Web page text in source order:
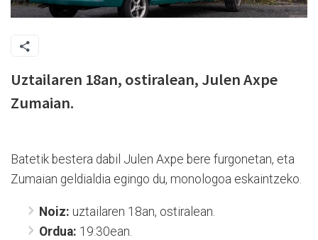
Uztailaren 18an, ostiralean, Julen Axpe
Zumaian.
Batetik bestera dabil Julen Axpe bere furgonetan, eta
Zumaian geldialdia egingo du, monologoa eskaintzeko.
Noiz: uztailaren 18an, ostiralean.
Ordua: 19:30ean.